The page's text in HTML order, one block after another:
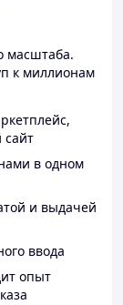
масштаба.
к миллионам
в одном
и выдачей
ввода
опыт